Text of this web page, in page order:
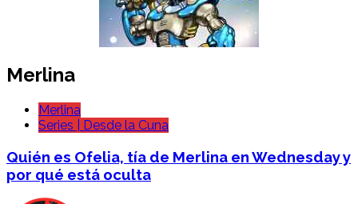
Merlina
Merlina
Series | Desde la Cuna
Quién es Ofelia, tía de Merlina en Wednesday y
por qué está oculta